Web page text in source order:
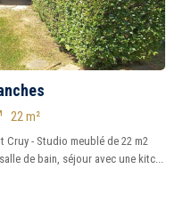
22 m²
Cruy - Studio meublé de 22 m2
de bain, séjour avec une kitc...